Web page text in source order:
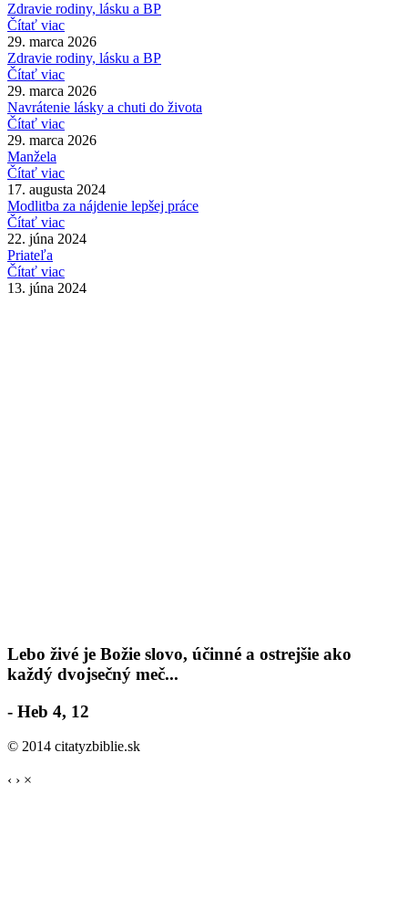
Zdravie rodiny, lásku a BP
Čítať viac
29. marca 2026
Zdravie rodiny, lásku a BP
Čítať viac
29. marca 2026
Navrátenie lásky a chuti do života
Čítať viac
29. marca 2026
Manžela
Čítať viac
17. augusta 2024
Modlitba za nájdenie lepšej práce
Čítať viac
22. júna 2024
Priateľa
Čítať viac
13. júna 2024
Lebo živé je Božie slovo, účinné a ostrejšie ako
každý dvojsečný meč...
- Heb 4, 12
© 2014 citatyzbiblie.sk
‹ › ×